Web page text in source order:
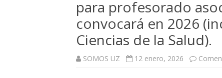
FEMINISMO E IGUALDAD
ESTATUTOS
para profesorado
convocará en 2026
Ciencias de la Salud).
SOMOS UZ 12 enero, 2026